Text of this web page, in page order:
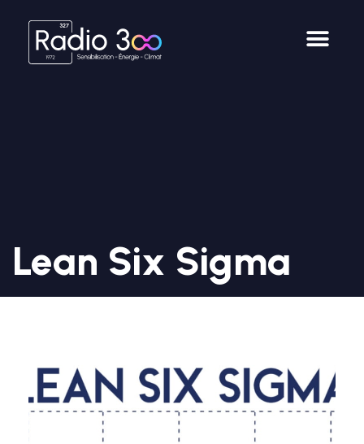
Lean Six Sigma